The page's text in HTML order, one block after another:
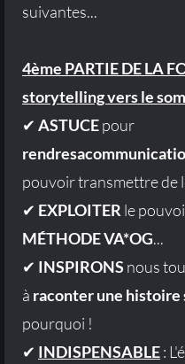
suivantes...
4ème PARTIE DE LA
storytelling vers le
✔ ASTUCEpour
pouvoir transmettre de
✔ EXPLOITER le
MÉTHODE VA*OG...
✔ INSPIRONS nous
à raconter une histoire
pourquoi !
✔ INDISPENSABLE: